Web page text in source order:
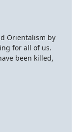
Orientalism by
for all of us.
been killed,